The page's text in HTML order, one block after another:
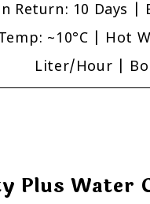
Return: 10 Days |
~10°C | Hot
Liter/Hour |
Plus Water